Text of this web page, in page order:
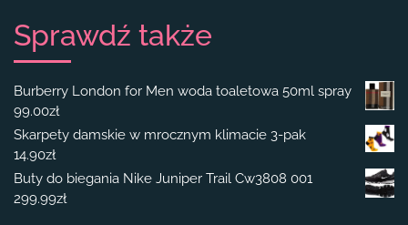
Sprawdź także
Burberry London for Men woda toaletowa 50ml spray
99.00zł
Skarpety damskie w mrocznym klimacie 3-pak
14.90zł
Buty do biegania Nike Juniper Trail Cw3808 001
299.99zł